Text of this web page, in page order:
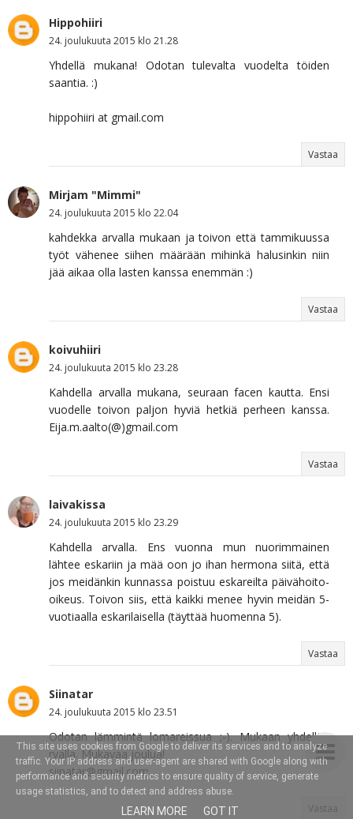
Hippohiiri
24. joulukuuta 2015 klo 21.28
Yhdellä mukana! Odotan tulevalta vuodelta töiden
saantia. :)
hippohiiri at gmail.com
Vastaa
Mirjam "Mimmi"
24. joulukuuta 2015 klo 22.04
kahdekka arvalla mukaan ja toivon että tammikuussa
työt vähenee siihen määrään mihinkä halusinkin niin
jää aikaa olla lasten kanssa enemmän :)
Vastaa
koivuhiiri
24. joulukuuta 2015 klo 23.28
Kahdella arvalla mukana, seuraan facen kautta. Ensi
vuodelle toivon paljon hyviä hetkiä perheen kanssa.
Eija.m.aalto(@)gmail.com
Vastaa
laivakissa
24. joulukuuta 2015 klo 23.29
Kahdella arvalla. Ens vuonna mun nuorimmainen
lähtee eskariin ja mää oon jo ihan hermona siitä, että
jos meidänkin kunnassa poistuu eskareilta päivähoito-
oikeus. Toivon siis, että kaikki menee hyvin meidän 5-
vuotiaalla eskarilaisella (täyttää huomenna 5).
Vastaa
Siinatar
24. joulukuuta 2015 klo 23.51
Odotan lämmintä lomareissua ;-). Mukaan yhdelläa
rvalla. Mukavaa joulua!
siinatar@gmail.com
Vastaa
This site uses cookies from Google to deliver its services and to analyze
traffic. Your IP address and user-agent are shared with Google along with
performance and security metrics to ensure quality of service, generate
usage statistics, and to detect and address abuse.
LEARN MORE GOT IT